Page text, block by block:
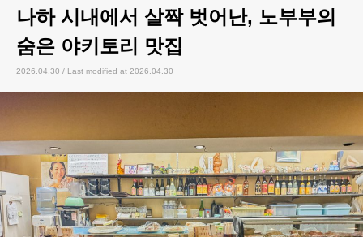
나하 시내에서 살짝 벗어난, 노부부의
숨은 야키토리 맛집
2026.04.30 / Last modified at 2026.04.30